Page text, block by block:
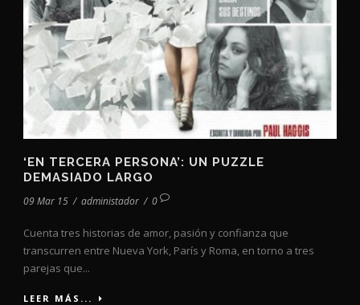
‘EN TERCERA PERSONA’: UN PUZZLE
DEMASIADO LARGO
09 Mar 15 / administador / 0
Cuenta tres historias de amor, pasión y confianza que
transcurren entre Nueva York, París y Roma, en torno a tres
parejas que...
LEER MÁS...